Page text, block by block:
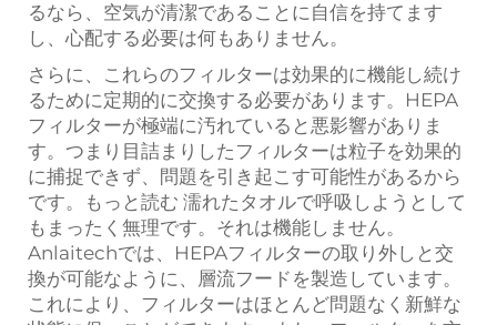
るなら、空気が清潔であることに自信を持てます
し、心配する必要は何もありません。
さらに、これらのフィルターは効果的に機能し続け
るために定期的に交換する必要があります。HEPA
フィルターが極端に汚れていると悪影響がありま
す。つまり目詰まりしたフィルターは粒子を効果的
に捕捉できず、問題を引き起こす可能性があるから
です。もっと読む 濡れたタオルで呼吸しようとして
もまったく無理です。それは機能しません。
Anlaitechでは、HEPAフィルターの取り外しと交
換が可能なように、層流フードを製造しています。
これにより、フィルターはほとんど問題なく新鮮な